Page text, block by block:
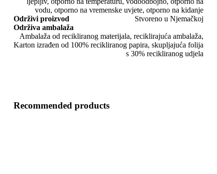
vodu, otporno na vremenske uvjete, otporno na kidanje
Održivi proizvod
Stvoreno u Njemačkoj
Održiva ambalaža
Ambalaža od recikliranog materijala, reciklirajuća ambalaža,
Karton izrađen od 100% recikliranog papira, skupljajuća folija
s 30% recikliranog udjela
Recommended products